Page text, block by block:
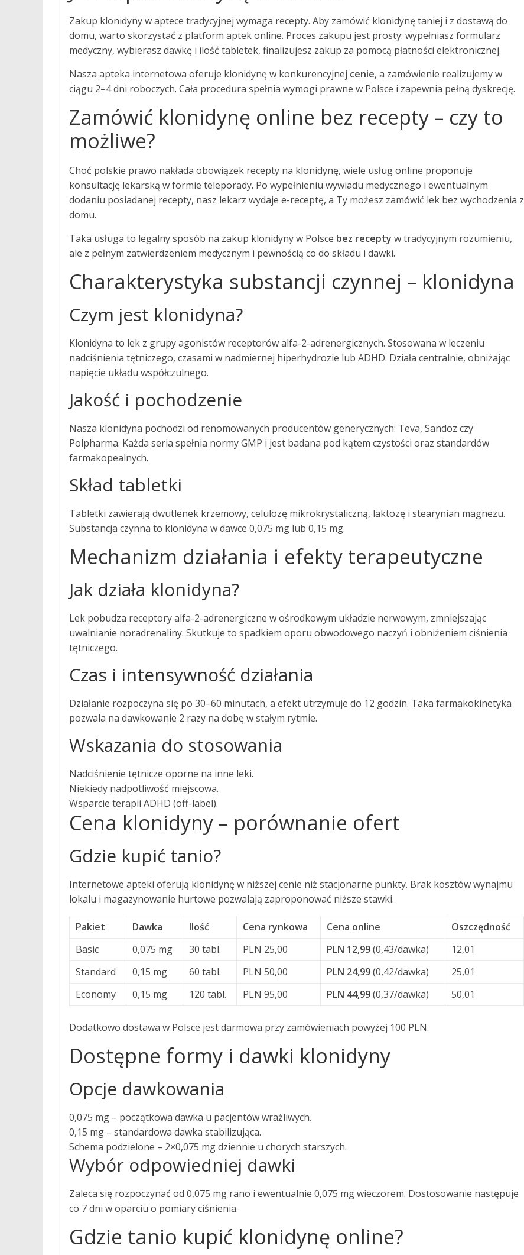
Zakup klonidyny w aptece tradycyjnej wymaga recepty. Aby zamówić klonidynę taniej i z dostawą do
domu, warto skorzystać z platform aptek online. Proces zakupu jest prosty: wypełniasz formularz
medyczny, wybierasz dawkę i ilość tabletek, finalizujesz zakup za pomocą płatności elektronicznej.
Nasza apteka internetowa oferuje klonidynę w konkurencyjnej cenie, a zamówienie realizujemy w
ciągu 2–4 dni roboczych. Cała procedura spełnia wymogi prawne w Polsce i zapewnia pełną dyskrecję.
Zamówić klonidynę online bez recepty – czy to
możliwe?
Choć polskie prawo nakłada obowiązek recepty na klonidynę, wiele usług online proponuje
konsultację lekarską w formie teleporady. Po wypełnieniu wywiadu medycznego i ewentualnym
dodaniu posiadanej recepty, nasz lekarz wydaje e-receptę, a Ty możesz zamówić lek bez wychodzenia z
domu.
Taka usługa to legalny sposób na zakup klonidyny w Polsce bez recepty w tradycyjnym rozumieniu,
ale z pełnym zatwierdzeniem medycznym i pewnością co do składu i dawki.
Charakterystyka substancji czynnej – klonidyna
Czym jest klonidyna?
Klonidyna to lek z grupy agonistów receptorów alfa-2-adrenergicznych. Stosowana w leczeniu
nadciśnienia tętniczego, czasami w nadmiernej hiperhydrozie lub ADHD. Działa centralnie, obniżając
napięcie układu współczulnego.
Jakość i pochodzenie
Nasza klonidyna pochodzi od renomowanych producentów generycznych: Teva, Sandoz czy
Polpharma. Każda seria spełnia normy GMP i jest badana pod kątem czystości oraz standardów
farmakopealnych.
Skład tabletki
Tabletki zawierają dwutlenek krzemowy, celulozę mikrokrystaliczną, laktozę i stearynian magnezu.
Substancja czynna to klonidyna w dawce 0,075 mg lub 0,15 mg.
Mechanizm działania i efekty terapeutyczne
Jak działa klonidyna?
Lek pobudza receptory alfa-2-adrenergiczne w ośrodkowym układzie nerwowym, zmniejszając
uwalnianie noradrenaliny. Skutkuje to spadkiem oporu obwodowego naczyń i obniżeniem ciśnienia
tętniczego.
Czas i intensywność działania
Działanie rozpoczyna się po 30–60 minutach, a efekt utrzymuje do 12 godzin. Taka farmakokinetyka
pozwala na dawkowanie 2 razy na dobę w stałym rytmie.
Wskazania do stosowania
Nadciśnienie tętnicze oporne na inne leki.
Niekiedy nadpotliwość miejscowa.
Wsparcie terapii ADHD (off-label).
Cena klonidyny – porównanie ofert
Gdzie kupić tanio?
Internetowe apteki oferują klonidynę w niższej cenie niż stacjonarne punkty. Brak kosztów wynajmu
lokalu i magazynowanie hurtowe pozwalają zaproponować niższe stawki.
Pakiet Dawka Ilość Cena rynkowa Cena online
Oszczędność
Basic
0,075 mg 30 tabl. PLN 25,00 PLN 12,99(0,43/dawka)
12,01
Standard
0,15 mg 60 tabl. PLN 50,00 PLN 24,99(0,42/dawka)
25,01
Economy
0,15 mg 120 tabl. PLN 95,00 PLN 44,99(0,37/dawka) 50,01
Dodatkowo dostawa w Polsce jest darmowa przy zamówieniach powyżej 100 PLN.
Dostępne formy i dawki klonidyny
Opcje dawkowania
0,075 mg – początkowa dawka u pacjentów wrażliwych.
0,15 mg – standardowa dawka stabilizująca.
Schema podzielone – 2×0,075 mg dziennie u chorych starszych.
Wybór odpowiedniej dawki
Zaleca się rozpoczynać od 0,075 mg rano i ewentualnie 0,075 mg wieczorem. Dostosowanie następuje
co 7 dni w oparciu o pomiary ciśnienia.
Gdzie tanio kupić klonidynę online?